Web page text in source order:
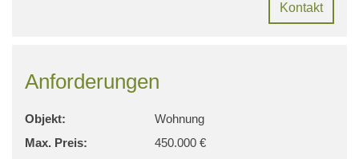
Kontakt
Anforderungen
Objekt:
Wohnung
Max. Preis:
450.000 €